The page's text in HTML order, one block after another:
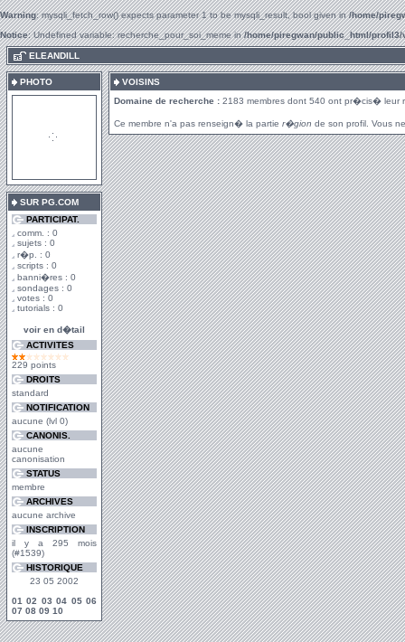
Warning: mysqli_fetch_row() expects parameter 1 to be mysqli_result, bool given in/home/
Notice: Undefined variable: recherche_pour_soi_meme in/home/piregwan/public_html/
ELEANDILL
PHOTO
SUR PG.COM
PARTICIPAT.
comm. : 0
sujets : 0
r�p. : 0
scripts : 0
banni�res : 0
sondages : 0
votes : 0
tutorials : 0
voir en d�tail
ACTIVITES
229 points
DROITS
standard
NOTIFICATION
aucune (lvl 0)
CANONIS.
aucune
canonisation
STATUS
membre
ARCHIVES
aucune archive
INSCRIPTION
il y a 295 mois
(#1539)
HISTORIQUE
23 05 2002
01 02 03 04 05 06
07 08 09 10
VOISINS
Domaine de recherche : 2183 membres dont 540 ont pr�cis� leur
Ce membre n'a pas renseign� la partie r�gion de son profil. Vous